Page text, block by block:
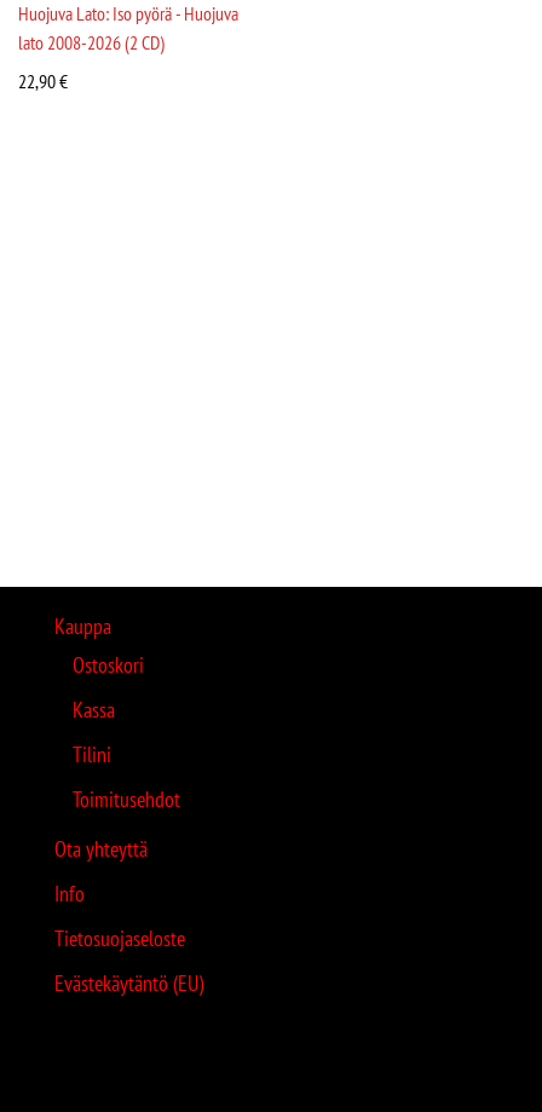
Huojuva Lato: Iso pyörä - Huojuva
lato 2008-2026 (2 CD)
22,90€
Kauppa
Ostoskori
Kassa
Tilini
Toimitusehdot
Ota yhteyttä
Info
Tietosuojaseloste
Evästekäytäntö (EU)